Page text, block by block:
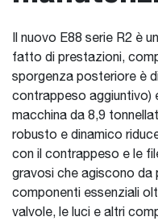
Il nuovo E88 serie R2 è
fatto di prestazioni,
sporgenza posteriore è
contrappeso aggiuntivo)
macchina da 8,9
robusto e dinamico
con il contrappeso e le
gravosi che agiscono da
componenti essenziali
valvole, le luci e altri